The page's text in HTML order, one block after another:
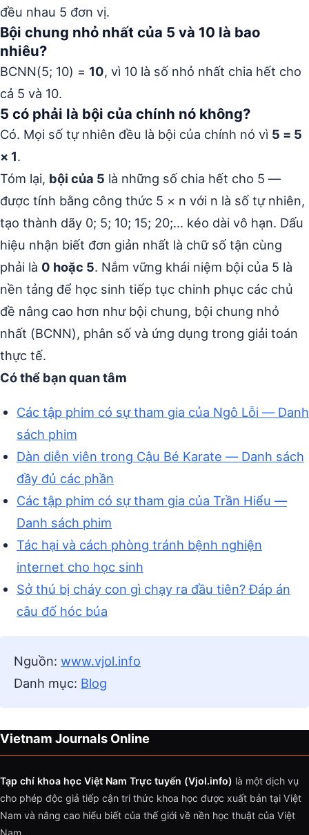
đều nhau 5 đơn vị.
Bội chung nhỏ nhất của 5 và 10 là bao
nhiêu?
BCNN(5; 10) = 10, vì 10 là số nhỏ nhất chia hết cho
cả 5 và 10.
5 có phải là bội của chính nó không?
Có. Mọi số tự nhiên đều là bội của chính nó vì 5 = 5
× 1.
Tóm lại, bội của 5 là những số chia hết cho 5 —
được tính bằng công thức 5 × n với n là số tự nhiên,
tạo thành dãy 0; 5; 10; 15; 20;… kéo dài vô hạn. Dấu
hiệu nhận biết đơn giản nhất là chữ số tận cùng
phải là 0 hoặc 5. Nắm vững khái niệm bội của 5 là
nền tảng để học sinh tiếp tục chinh phục các chủ
đề nâng cao hơn như bội chung, bội chung nhỏ
nhất (BCNN), phân số và ứng dụng trong giải toán
thực tế.
Có thể bạn quan tâm
Các tập phim có sự tham gia của Ngô Lỗi — Danh
sách phim
Dàn diễn viên trong Cậu Bé Karate — Danh sách
đầy đủ các phần
Các tập phim có sự tham gia của Trần Hiểu —
Danh sách phim
Tác hại và cách phòng tránh bệnh nghiện
internet cho học sinh
Sở thú bị cháy con gì chạy ra đầu tiên? Đáp án
câu đố hóc búa
Nguồn: www.vjol.info
Danh mục: Blog
Vietnam Journals Online
Tạp chí khoa học Việt Nam Trực tuyến (Vjol.info) là một dịch vụ
cho phép độc giả tiếp cận tri thức khoa học được xuất bản tại Việt
Nam và nâng cao hiểu biết của thế giới về nền học thuật của Việt